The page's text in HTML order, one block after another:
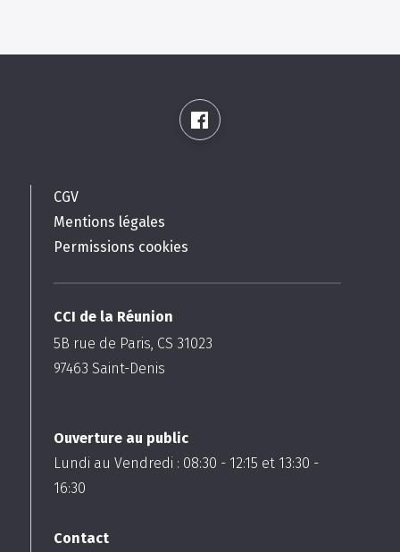
CCI de la Réunion
5B rue de Paris, CS 31023
97463 Saint-Denis
Ouverture au public
Lundi au Vendredi : 08:30 - 12:15 et 13:30 -
16:30
Contact
CGV
Mentions légales
Permissions cookies